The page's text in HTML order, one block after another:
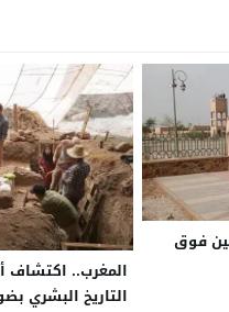
فوق
المغرب.. اكتشاف
التاريخ البشري